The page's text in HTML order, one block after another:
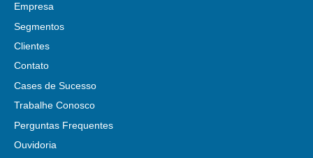
Empresa
Segmentos
Clientes
Contato
Cases de Sucesso
Trabalhe Conosco
Perguntas Frequentes
Ouvidoria